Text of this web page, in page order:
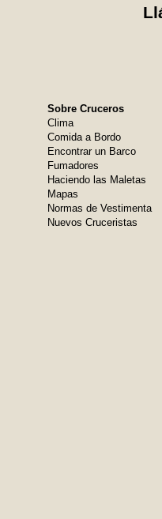
Sobre Cruceros
Clima
Comida a Bordo
Encontrar un Barco
Fumadores
Haciendo las Maletas
Mapas
Normas de Vestimenta
Nuevos Cruceristas